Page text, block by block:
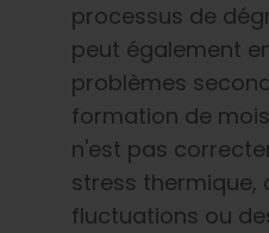
processus de
peut également
problèmes
formation de
n'est pas
stress thermique,
fluctuations ou